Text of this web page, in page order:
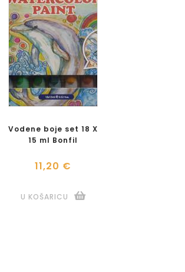
Vodene boje set 18 X
15 ml Bonfil
11,20 €
U KOŠARICU